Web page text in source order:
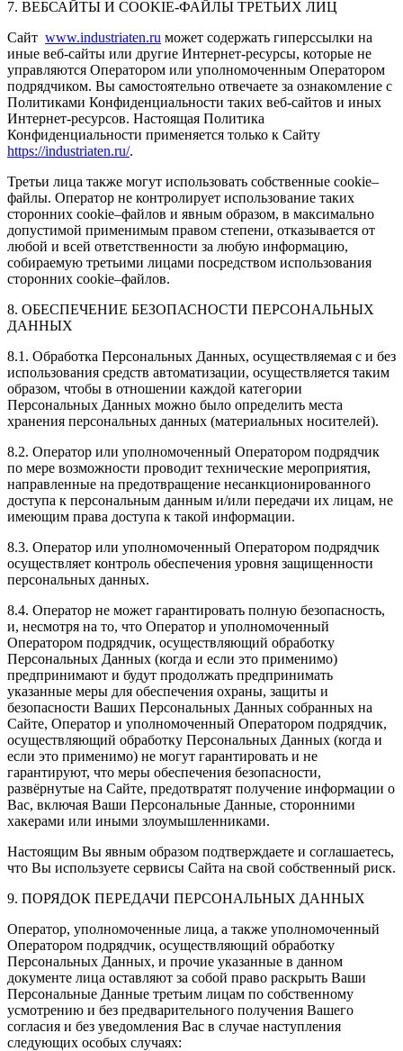
7. ВЕБСАЙТЫ И COOKIE-ФАЙЛЫ ТРЕТЬИХ ЛИЦ
Сайт www.industriaten.ru может содержать гиперссылки на
иные веб-сайты или другие Интернет-ресурсы, которые не
управляются Оператором или уполномоченным Оператором
подрядчиком. Вы самостоятельно отвечаете за ознакомление с
Политиками Конфиденциальности таких веб-сайтов и иных
Интернет-ресурсов. Настоящая Политика
Конфиденциальности применяется только к Сайту
https://industriaten.ru/.
Третьи лица также могут использовать собственные cookie–
файлы. Оператор не контролирует использование таких
сторонних cookie–файлов и явным образом, в максимально
допустимой применимым правом степени, отказывается от
любой и всей ответственности за любую информацию,
собираемую третьими лицами посредством использования
сторонних cookie–файлов.
8. ОБЕСПЕЧЕНИЕ БЕЗОПАСНОСТИ ПЕРСОНАЛЬНЫХ
ДАННЫХ
8.1. Обработка Персональных Данных, осуществляемая с и без
использования средств автоматизации, осуществляется таким
образом, чтобы в отношении каждой категории
Персональных Данных можно было определить места
хранения персональных данных (материальных носителей).
8.2. Оператор или уполномоченный Оператором подрядчик
по мере возможности проводит технические мероприятия,
направленные на предотвращение несанкционированного
доступа к персональным данным и/или передачи их лицам, не
имеющим права доступа к такой информации.
8.3. Оператор или уполномоченный Оператором подрядчик
осуществляет контроль обеспечения уровня защищенности
персональных данных.
8.4. Оператор не может гарантировать полную безопасность,
и, несмотря на то, что Оператор и уполномоченный
Оператором подрядчик, осуществляющий обработку
Персональных Данных (когда и если это применимо)
предпринимают и будут продолжать предпринимать
указанные меры для обеспечения охраны, защиты и
безопасности Ваших Персональных Данных собранных на
Сайте, Оператор и уполномоченный Оператором подрядчик,
осуществляющий обработку Персональных Данных (когда и
если это применимо) не могут гарантировать и не
гарантируют, что меры обеспечения безопасности,
развёрнутые на Сайте, предотвратят получение информации о
Вас, включая Ваши Персональные Данные, сторонними
хакерами или иными злоумышленниками.
Настоящим Вы явным образом подтверждаете и соглашаетесь,
что Вы используете сервисы Сайта на свой собственный риск.
9. ПОРЯДОК ПЕРЕДАЧИ ПЕРСОНАЛЬНЫХ ДАННЫХ
Оператор, уполномоченные лица, а также уполномоченный
Оператором подрядчик, осуществляющий обработку
Персональных Данных, и прочие указанные в данном
документе лица оставляют за собой право раскрыть Ваши
Персональные Данные третьим лицам по собственному
усмотрению и без предварительного получения Вашего
согласия и без уведомления Вас в случае наступления
следующих особых случаях: